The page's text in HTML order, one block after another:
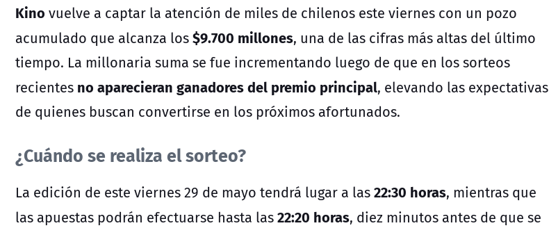
Kino vuelve a captar la atención de miles de chilenos este viernes con un pozo
acumulado que alcanza los$9.700 millones, una de las cifras más altas del último
tiempo. La millonaria suma se fue incrementando luego de que en los sorteos
recientes no aparecieran ganadores del premio principal, elevando las expectativas
de quienes buscan convertirse en los próximos afortunados.
¿Cuándo se realiza el sorteo?
La edición de este viernes 29 de mayo tendrá lugar a las22:30 horas, mientras que
las apuestas podrán efectuarse hasta las22:20 horas, diez minutos antes de que se